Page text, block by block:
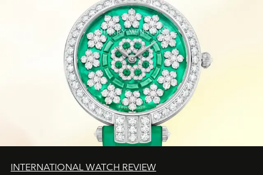
INTERNATIONAL WATCH REVIEW